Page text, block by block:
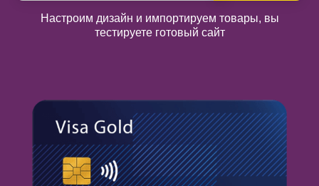
Настроим дизайн и импортируем товары, вы
тестируете готовый сайт